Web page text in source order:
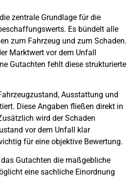
zentrale Grundlage für die
Es bündelt alle
zum Fahrzeug und zum Schaden.
Marktwert vor dem Unfall
Gutachten fehlt diese strukturierte
Ausstattung und
Diese Angaben fließen direkt in
wird der Schaden
vor dem Unfall klar
für eine objektive Bewertung.
Gutachten die maßgebliche
eine sachliche Einordnung